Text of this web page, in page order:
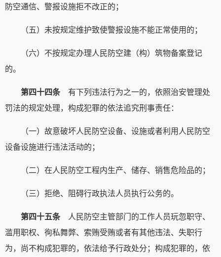
防空通信、警报设施拒不改正的；
（五）未按规定维护致使警报设施不能正常使用的；
（六）不按规定办理人民防空建（构）筑物备案登记
的。
第四十四条 有下列违法行为之一的，依照治安管理处
罚法的规定处理，构成犯罪的依法追究刑事责任：
（一）故意破坏人民防空设备、设施或者利用人民防空
设备设施进行违法活动的；
（二）在人民防空工程内生产、储存、销售危险品的；
（三）拒绝、阻碍行政执法人员执行公务的。
第四十五条
人民防空主管部门的工作人员玩忽职守、
滥用职权、徇私舞弊、索贿受贿或者有其他违法、失职行
为，尚不构成犯罪的，依法给予行政处分；构成犯罪的，依